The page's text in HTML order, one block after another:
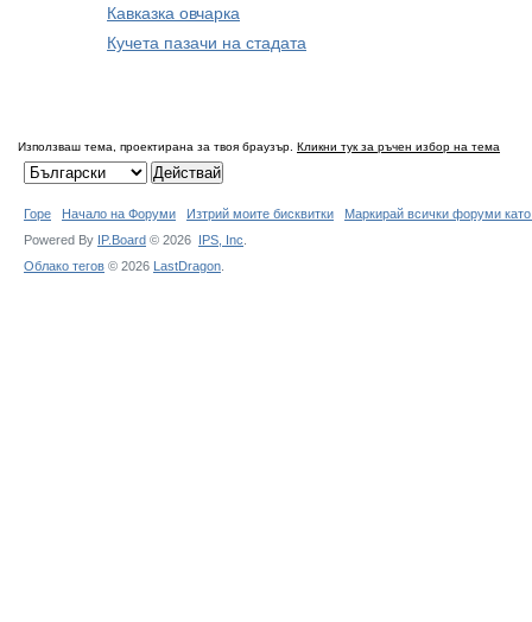
Кавказка овчарка
Кучета пазачи на стадата
Използваш тема, проектирана за твоя браузър. Кликни тук за ръчен избор на тема
Горе Начало на Форуми Изтрий моите бисквитки
Маркирай всички форуми
Powered By IP.Board © 2026 IPS, Inc
Облако тегов © 2026 LastDragon